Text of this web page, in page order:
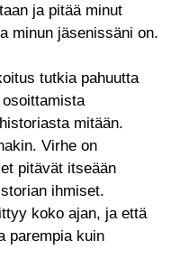
ja pitää minut
minun jäsenissäni on.
tutkia pahuutta
mitään.
Virhe on
pitävät itseään
ihmiset.
koko ajan, ja että
parempia kuin